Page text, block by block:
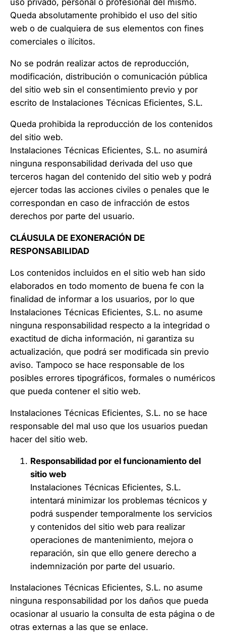
Queda absolutamente prohibido el uso del sitio
web o de cualquiera de sus elementos con fines
comerciales o ilícitos.
No se podrán realizar actos de reproducción,
modificación, distribución o comunicación pública
del sitio web sin el consentimiento previo y por
escrito de Instalaciones Técnicas Eficientes, S.L.
Queda prohibida la reproducción de los contenidos
del sitio web.
Instalaciones Técnicas Eficientes, S.L. no asumirá
ninguna responsabilidad derivada del uso que
terceros hagan del contenido del sitio web y podrá
ejercer todas las acciones civiles o penales que le
correspondan en caso de infracción de estos
derechos por parte del usuario.
CLÁUSULA DE EXONERACIÓN DE
RESPONSABILIDAD
Los contenidos incluidos en el sitio web han sido
elaborados en todo momento de buena fe con la
finalidad de informar a los usuarios, por lo que
Instalaciones Técnicas Eficientes, S.L. no asume
ninguna responsabilidad respecto a la integridad o
exactitud de dicha información, ni garantiza su
actualización, que podrá ser modificada sin previo
aviso. Tampoco se hace responsable de los
posibles errores tipográficos, formales o numéricos
que pueda contener el sitio web.
Instalaciones Técnicas Eficientes, S.L. no se hace
responsable del mal uso que los usuarios puedan
hacer del sitio web.
Responsabilidad por el funcionamiento del
sitio web
Instalaciones Técnicas Eficientes, S.L.
intentará minimizar los problemas técnicos y
podrá suspender temporalmente los servicios
y contenidos del sitio web para realizar
operaciones de mantenimiento, mejora o
reparación, sin que ello genere derecho a
indemnización por parte del usuario.
Instalaciones Técnicas Eficientes, S.L. no asume
ninguna responsabilidad por los daños que pueda
ocasionar al usuario la consulta de esta página o de
otras externas a las que se enlace.